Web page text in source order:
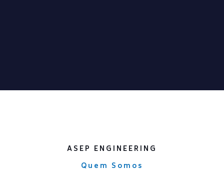
ASEP ENGINEERING
Quem Somos